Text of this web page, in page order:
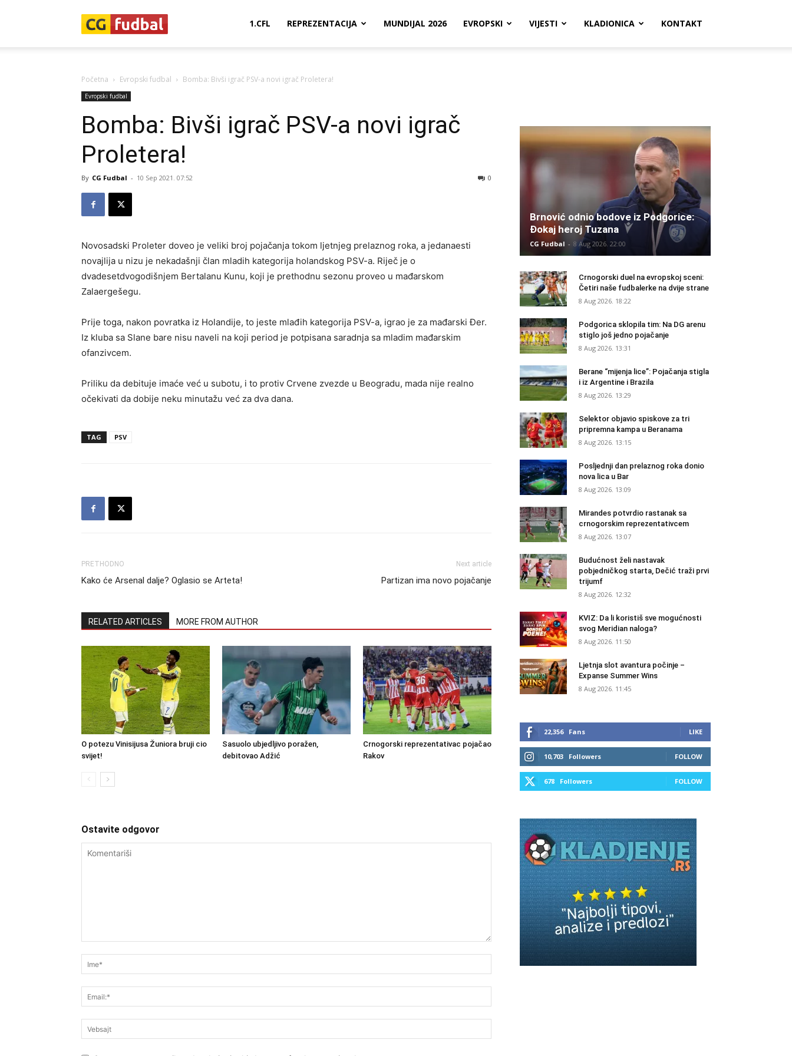
1.CFL REPREZENTACIJA MUNDIJAL 2026 EVROPSKI VIJESTI KLADIONICA KONTAKT
Početna Evropski fudbal Bomba: Bivši igrač PSV-a novi igrač Proletera!
Evropski fudbal
Bomba: Bivši igrač PSV-a novi igrač
Proletera!
By CG Fudbal - 10 Sep 2021. 07:52 0
Novosadski Proleter doveo je veliki broj pojačanja tokom ljetnjeg prelaznog roka, a jedanaesti
novajlija u nizu je nekadašnji član mladih kategorija holandskog PSV-a. Riječ je o
dvadesetdvogodišnjem Bertalanu Kunu, koji je prethodnu sezonu proveo u mađarskom
Zalaergešegu.
Prije toga, nakon povratka iz Holandije, to jeste mlađih kategorija PSV-a, igrao je za mađarski Đer.
Iz kluba sa Slane bare nisu naveli na koji period je potpisana saradnja sa mladim mađarskim
ofanzivcem.
Priliku da debituje imaće već u subotu, i to protiv Crvene zvezde u Beogradu, mada nije realno
očekivati da dobije neku minutažu već za dva dana.
TAG PSV
PRETHODNO
Kako će Arsenal dalje? Oglasio se Arteta!
Next article
Partizan ima novo pojačanje
RELATED ARTICLES MORE FROM AUTHOR
O potezu Vinisijusa Žuniora bruji cio
svijet!
Sasuolo ubjedljivo poražen,
debitovao Adžić
Crnogorski reprezentativac pojačao
Rakov
Ostavite odgovor
Brnović odnio bodove iz Podgorice:
Đokaj heroj Tuzana
CG Fudbal - 8 Aug 2026. 22:00
Crnogorski duel na evropskoj sceni:
Četiri naše fudbalerke na dvije strane
8 Aug 2026. 18:22
Podgorica sklopila tim: Na DG arenu
stiglo još jedno pojačanje
8 Aug 2026. 13:31
Berane “mijenja lice”: Pojačanja stigla
i iz Argentine i Brazila
8 Aug 2026. 13:29
Selektor objavio spiskove za tri
pripremna kampa u Beranama
8 Aug 2026. 13:15
Posljednji dan prelaznog roka donio
nova lica u Bar
8 Aug 2026. 13:09
Mirandes potvrdio rastanak sa
crnogorskim reprezentativcem
8 Aug 2026. 13:07
Budućnost želi nastavak
pobjedničkog starta, Dečić traži prvi
trijumf
8 Aug 2026. 12:32
KVIZ: Da li koristiš sve mogućnosti
svog Meridian naloga?
8 Aug 2026. 11:50
Ljetnja slot avantura počinje –
Expanse Summer Wins
8 Aug 2026. 11:45
22,356 Fans LIKE
10,703 Followers FOLLOW
678 Followers FOLLOW